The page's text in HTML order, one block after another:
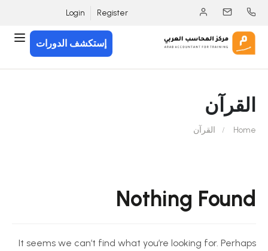
Register
Login
إستكشف الدورات
القرآن
Home القرآن
Nothing Found
It seems we can’t find what you’re looking for. Perhaps